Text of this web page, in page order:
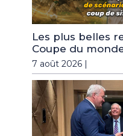
Les plus belles
Coupe du
7 août 2026 |